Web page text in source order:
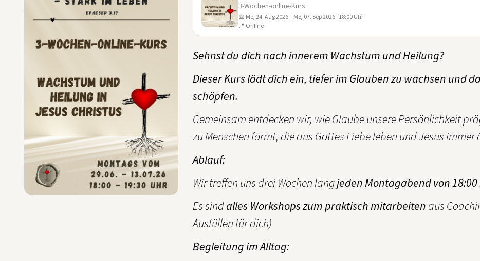
3-Wochen-online-Kurs
📅 Mo, 24. Aug 2026 – Mo, 07. Sep 2026 · 18:00 Uhr
📍 Online
Sehnst du dich nach innerem Wachstum und Heilung?
Dieser Kurs lädt dich ein, tiefer im Glauben zu wachsen und
schöpfen.
Gemeinsam entdecken wir, wie Glaube unsere Persönlichkeit
zu Menschen formt, die aus Gottes Liebe leben und Jesus immer
Ablauf:
Wir treffen uns drei Wochen langjeden Montagabend von 18:00
Es sindalles Workshops zum praktisch mitarbeiten aus
Ausfüllen für dich)
Begleitung im Alltag: